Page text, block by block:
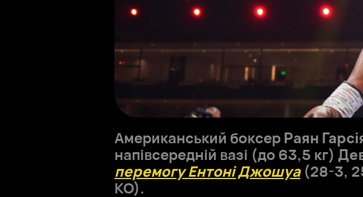
Американський боксерРаян
напівсередній вазі (до 63,5 кг)
перемогу Ентоні Джошуа(28-3,
КО).